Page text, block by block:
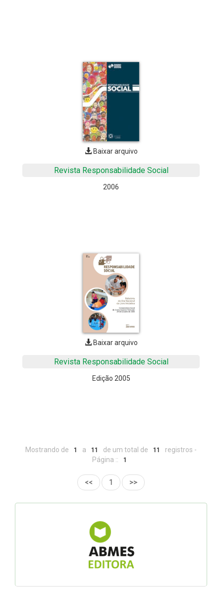
Baixar arquivo
Revista Responsabilidade Social
2006
Baixar arquivo
Revista Responsabilidade Social
Edição 2005
Mostrando de 1 a 11 de um total de 11
registros -
Página ::
1
<< 1 >>